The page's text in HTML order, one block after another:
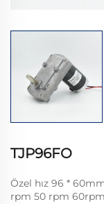
TJP96FO
Özel hız 96 *
rpm 50 rpm